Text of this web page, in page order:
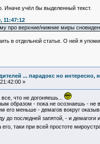
Иначе учёл бы выделенный текст.
11:47:12
про верхние/нижние миры
в отдельной статье. О ней я
... парадокс но интересно,
»
что не догоняешь...
образом - пока не осознаешь -
его меньше - демагов вокруг
до последней запятой, - и демагоги
таки при всей простоте